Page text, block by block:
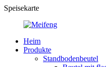
Speisekarte
Heim
Produkte
Standbodenbeutel